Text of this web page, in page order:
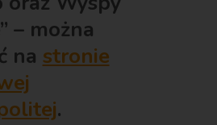
– można
na stronie
.